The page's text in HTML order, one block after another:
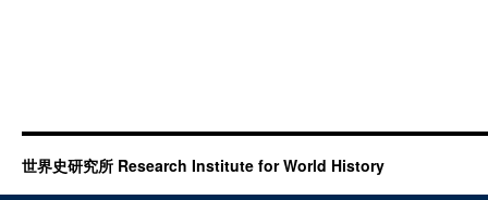
世界史研究所 Research Institute for World History